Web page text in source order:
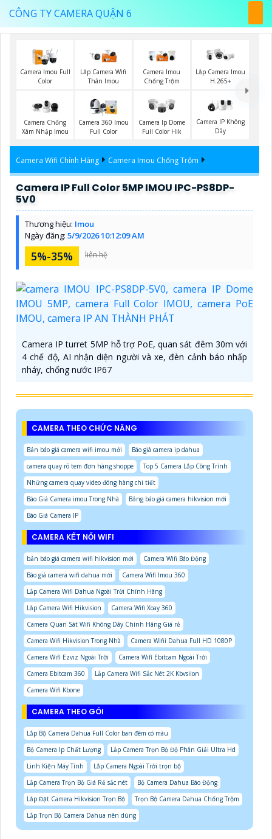
CÔNG TY CAMERA QUẬN 6
Camera Imou Full
Color
Lắp Camera Wifi
Thân Imou
Camera Imou
Chống Trộm
Lắp Camera Imou
H.265+
Camera Chống
Xâm Nhập Imou
Camera 360 Imou
Full Color
Camera Ip Dome
Full Color Hik
Camera IP Không
Dây
Camera Wifi Chính Hãng Camera Imou Chống Trộm
Camera IP Full Color 5MP IMOU IPC-PS8DP-
5V0
Thương hiệu: Imou
Ngày đăng: 5/9/2026 10:12:09 AM
5%-35% liên hệ
Camera IP turret 5MP hỗ trợ PoE, quan sát đêm 30m với
4 chế độ, AI nhận diện người và xe, đèn cảnh báo nhấp
nháy, chống nước IP67
CAMERA THEO CHỨC NĂNG
Bản báo giá camera wifi imou mới
Báo giá camera ip dahua
camera quay rõ tem đơn hàng shoppe
Top 5 Camera Lắp Công Trình
Những camera quay video đóng hàng chi tiết
Báo Giá Camera imou Trong Nhà
Bảng báo giá camera hikvision mới
Báo Giá Camera IP
CAMERA KẾT NỐI WIFI
bản báo giá camera wifi hikvision mới
Camera Wifi Báo Động
Báo giá camera wifi dahua mới
Camera Wifi Imou 360
Lắp Camera Wifi Dahua Ngoài Trời Chính Hãng
Lắp Camera Wifi Hikvision
Camera Wifi Xoay 360
Camera Quan Sát Wifi Không Dây Chính Hãng Giá rẻ
Camera Wifi Hikvision Trong Nhà
Camera Wifii Dahua Full HD 1080P
Camera Wifi Ezviz Ngoài Trời
Camera Wifi Ebitcam Ngoài Trời
Camera Ebitcam 360
Lắp Camera Wifi Sắc Nét 2K Kbvsiion
Camera Wifi Kbone
CAMERA THEO GÓI
Lắp Bộ Camera Dahua Full Color ban đêm có màu
Bộ Camera Ip Chất Lượng
Lắp Camera Trọn Bộ Độ Phân Giải Ultra Hd
Linh Kiện Máy Tính
Lắp Camera Ngoài Trời trọn bộ
Lắp Camera Trọn Bộ Giá Rẻ sắc nét
Bộ Camera Dahua Báo Động
Lắp Đặt Camera Hikvision Trọn Bộ
Trọn Bộ Camera Dahua Chống Trộm
Lắp Trọn Bộ Camera Dahua nên dùng